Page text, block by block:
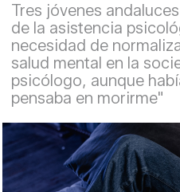
Tres jóvenes
de la asistencia
necesidad de
salud mental en la
psicólogo, aunque
pensaba en morirme"